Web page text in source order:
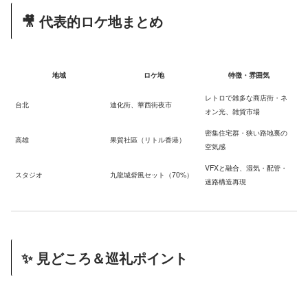
🎥 代表的ロケ地まとめ
地域 ロケ地 特徴・雰囲気
台北 迪化街、華西街夜市
レトロで雑多な商店街・ネ
オン光、雑貨市場
高雄 果貿社區（リトル香港）
密集住宅群・狭い路地裏の
空気感
スタジオ 九龍城砦風セット（70%）
VFXと融合、湿気・配管・
迷路構造再現
✨ 見どころ＆巡礼ポイント